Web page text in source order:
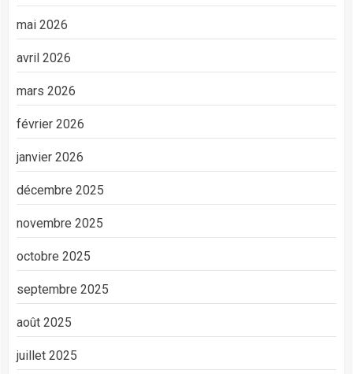
mai 2026
avril 2026
mars 2026
février 2026
janvier 2026
décembre 2025
novembre 2025
octobre 2025
septembre 2025
août 2025
juillet 2025